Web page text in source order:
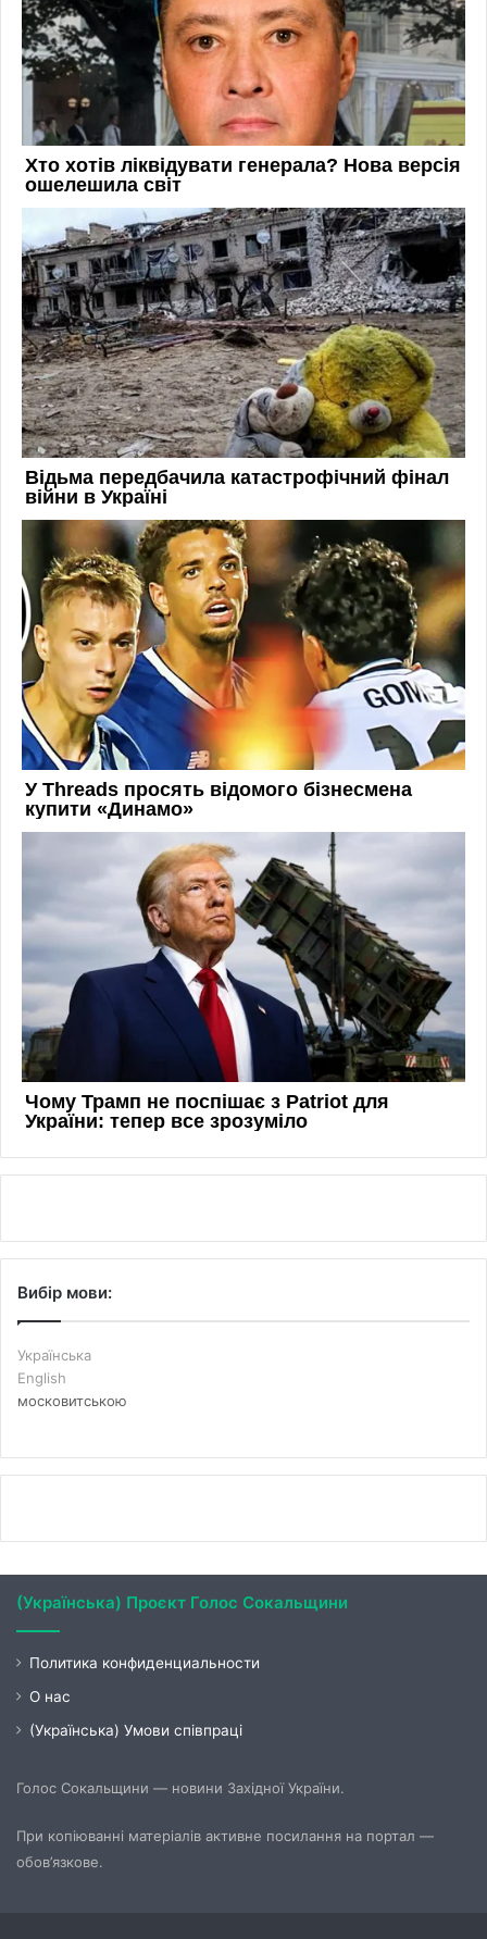
Вибір мови:
Українська
English
московитською
(Українська) Проєкт Голос Сокальщини
Политика конфиденциальности
О нас
(Українська) Умови співпраці
Голос Сокальщини — новини Західної України.
При копіюванні матеріалів активне посилання на портал —
обов’язкове.